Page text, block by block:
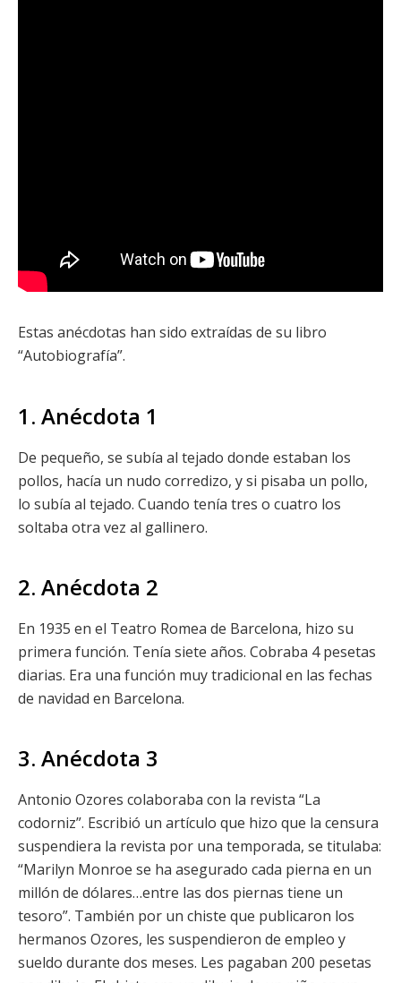
Estas anécdotas han sido extraídas de su libro
“Autobiografía”.
1. Anécdota 1
De pequeño, se subía al tejado donde estaban los
pollos, hacía un nudo corredizo, y si pisaba un pollo,
lo subía al tejado. Cuando tenía tres o cuatro los
soltaba otra vez al gallinero.
2. Anécdota 2
En 1935 en el Teatro Romea de Barcelona, hizo su
primera función. Tenía siete años. Cobraba 4 pesetas
diarias. Era una función muy tradicional en las fechas
de navidad en Barcelona.
3. Anécdota 3
Antonio Ozores colaboraba con la revista “La
codorniz”. Escribió un artículo que hizo que la censura
suspendiera la revista por una temporada, se titulaba:
“Marilyn Monroe se ha asegurado cada pierna en un
millón de dólares…entre las dos piernas tiene un
tesoro”. También por un chiste que publicaron los
hermanos Ozores, les suspendieron de empleo y
sueldo durante dos meses. Les pagaban 200 pesetas